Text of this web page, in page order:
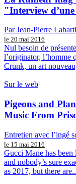
"Interview
Par Jean-Pierre
le 20 mai 2016
Nul besoin de
l’originator, l’homme
Crunk, un art
Sur le web
Pigeons and
Music From
Entretien avec l’ingé
le 15 mai 2016
Gucci Mane has been
and nobody’s sure
as 2017, but there